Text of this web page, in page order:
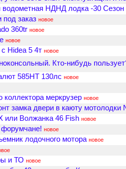
водометная НДНД лодка -30 Сезон
под заказ новое
360tr новое
новое
Hidea 5 4т новое
Кто-нибудь
585HT 130лс новое
коллектора меркрузер новое
замка двери в каюту мотолодки
или Волжанка 46 Fish новое
новое
лодочного мотора новое
и ТО новое